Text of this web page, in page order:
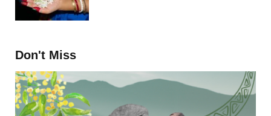
Don't Miss